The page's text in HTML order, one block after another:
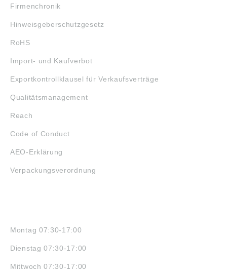
Firmenchronik
Hinweisgeberschutzgesetz
RoHS
Import- und Kaufverbot
Exportkontrollklausel für Verkaufsverträge
Qualitätsmanagement
Reach
Code of Conduct
AEO-Erklärung
Verpackungsverordnung
Montag 07:30-17:00
Dienstag 07:30-17:00
Mittwoch 07:30-17:00